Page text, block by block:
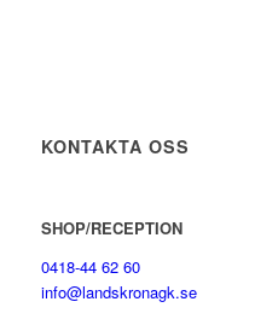
KONTAKTA OSS
SHOP/RECEPTION
0418-44 62 60
info@landskronagk.se